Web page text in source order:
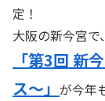
定！
大阪の新今宮で
「第3回 新
ス〜」 が今年